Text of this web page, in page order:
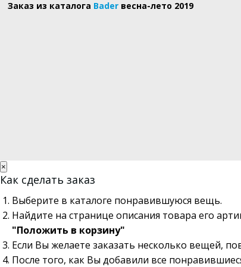
Заказ из каталога Bader весна-лето 2019
×
Как сделать заказ
Выберите в каталоге понравившуюся вещь.
Найдите на странице описания товара его
"Положить в корзину"
Если Вы желаете заказать несколько вещей,
После того, как Вы добавили все